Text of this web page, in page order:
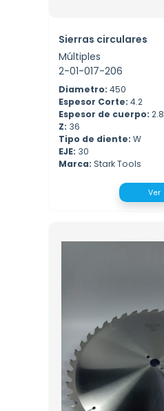
Sierras circulares
Múltiples
2-01-017-206
Diametro: 450
Espesor Corte: 4.2
Espesor de cuerpo: 2.8
Z: 36
Tipo de diente: W
EJE: 30
Marca: Stark Tools
Ver